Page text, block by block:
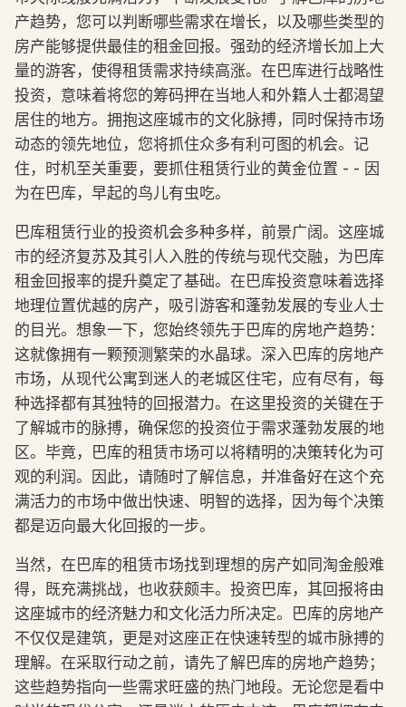
产趋势，您可以判断哪些需求在增长，以及哪些类型的
房产能够提供最佳的租金回报。强劲的经济增长加上大
量的游客，使得租赁需求持续高涨。在巴库进行战略性
投资，意味着将您的筹码押在当地人和外籍人士都渴望
居住的地方。拥抱这座城市的文化脉搏，同时保持市场
动态的领先地位，您将抓住众多有利可图的机会。记
住，时机至关重要，要抓住租赁行业的黄金位置 - - 因
为在巴库，早起的鸟儿有虫吃。
巴库租赁行业的投资机会多种多样，前景广阔。这座城
市的经济复苏及其引人入胜的传统与现代交融，为巴库
租金回报率的提升奠定了基础。在巴库投资意味着选择
地理位置优越的房产，吸引游客和蓬勃发展的专业人士
的目光。想象一下，您始终领先于巴库的房地产趋势：
这就像拥有一颗预测繁荣的水晶球。深入巴库的房地产
市场，从现代公寓到迷人的老城区住宅，应有尽有，每
种选择都有其独特的回报潜力。在这里投资的关键在于
了解城市的脉搏，确保您的投资位于需求蓬勃发展的地
区。毕竟，巴库的租赁市场可以将精明的决策转化为可
观的利润。因此，请随时了解信息，并准备好在这个充
满活力的市场中做出快速、明智的选择，因为每个决策
都是迈向最大化回报的一步。
当然，在巴库的租赁市场找到理想的房产如同淘金般难
得，既充满挑战，也收获颇丰。投资巴库，其回报将由
这座城市的经济魅力和文化活力所决定。巴库的房地产
不仅仅是建筑，更是对这座正在快速转型的城市脉搏的
理解。在采取行动之前，请先了解巴库的房地产趋势；
这些趋势指向一些需求旺盛的热门地段。无论您是看中